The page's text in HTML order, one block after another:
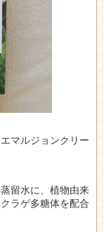
マルジョンクリー
留水に、植物由来
ラゲ多糖体を配合